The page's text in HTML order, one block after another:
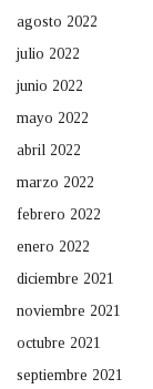
agosto 2022
julio 2022
junio 2022
mayo 2022
abril 2022
marzo 2022
febrero 2022
enero 2022
diciembre 2021
noviembre 2021
octubre 2021
septiembre 2021